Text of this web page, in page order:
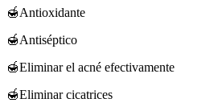
🍯Antioxidante
🍯Antiséptico
🍯Eliminar el acné efectivamente
🍯Eliminar cicatrices